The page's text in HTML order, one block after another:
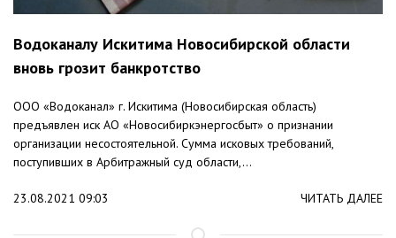
Водоканалу Искитима Новосибирской области
вновь грозит банкротство
ООО «Водоканал» г. Искитима (Новосибирская область)
предъявлен иск АО «Новосибиркэнергосбыт» о признании
организации несостоятельной. Сумма исковых требований,
поступивших в Арбитражный суд области,...
23.08.2021 09:03 ЧИТАТЬ ДАЛЕЕ